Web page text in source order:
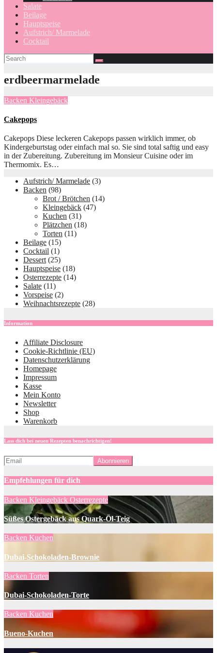
Salate
Beilage
Hauptspeise
Aufstrich/ Marmelade
Cocktail
erdbeermarmelade
Backen Kleingebäck
Cakepops
Cakepops Diese leckeren Cakepops passen wirklich immer, ob
Kindergeburtstag oder einfach mal so. Sie sind total saftig und easy
in der Zubereitung. Zubereitung im Monsieur Cuisine oder im
Thermomix. Es…
Aufstrich/ Marmelade (3)
Backen (98)
Brot / Brötchen (14)
Kleingebäck (47)
Kuchen (31)
Plätzchen (18)
Torten (11)
Beilage (15)
Cocktail (1)
Dessert (25)
Hauptspeise (18)
Osterrezepte (14)
Salate (11)
Vorspeise (2)
Weihnachtsrezepte (28)
Information
Affiliate Disclosure
Cookie-Richtlinie (EU)
Datenschutzerklärung
Homepage
Impressum
Kasse
Mein Konto
Newsletter
Shop
Warenkorb
Lass dich bei neuen Rezepten benachrichtigen!
Empfehlungen für dich
Backen Kleingebäck Osterrezepte
Süßes Ostergebäck aus Quark-Öl-Teig
Backen Kuchen
Dubai-Schokoladen-Brownie
Backen Torten
Dubai-Schokoladen-Torte
Backen Kuchen
Bueno-Kuchen